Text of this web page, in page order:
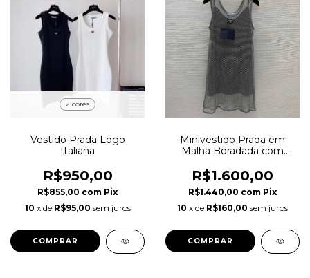
2 cores
Vestido Prada Logo
Italiana
R$950,00
R$855,00 com Pix
10 x de R$95,00 sem juros
COMPRAR
Minivestido Prada em
Malha Boradada com
R$1.600,00
R$1.440,00 com Pix
10 x de R$160,00 sem juros
COMPRAR